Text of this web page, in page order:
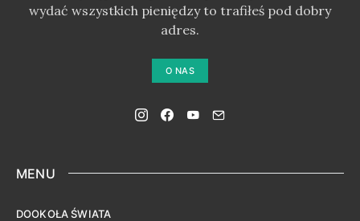
wydać wszystkich pieniędzy to trafiłeś pod dobry
adres.
O NAS
MENU
DOOKOŁA ŚWIATA